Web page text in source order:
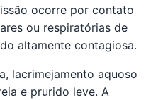
ocorre por contato
ou respiratórias de
altamente contagiosa.
lacrimejamento aquoso
e prurido leve. A